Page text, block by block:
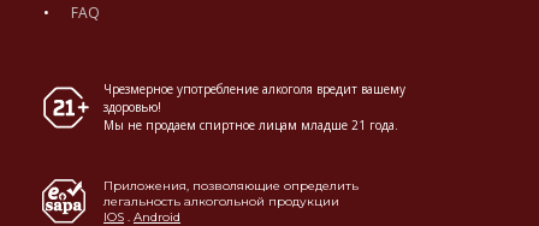
FAQ
Чрезмерное употребление алкоголя вредит вашему
здоровью!
Мы не продаем спиртное лицам младше 21 года.
Приложения, позволяющие определить
легальность алкогольной продукции
IOS . Android